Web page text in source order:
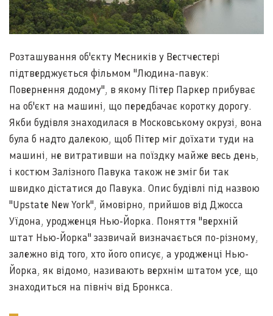
Розташування об'єкту Месників у Вестчестері
підтверджується фільмом "Людина-павук:
Повернення додому", в якому Пітер Паркер прибуває
на об'єкт на машині, що передбачає коротку дорогу.
Якби будівля знаходилася в Московському окрузі, вона
була б надто далекою, щоб Пітер міг доїхати туди на
машині, не витративши на поїздку майже весь день,
і костюм Залізного Павука також не зміг би так
швидко дістатися до Павука. Опис будівлі під назвою
"Upstate New York", ймовірно, прийшов від Джосса
Уїдона, уродженця Нью-Йорка. Поняття "верхній
штат Нью-Йорка" зазвичай визначається по-різному,
залежно від того, хто його описує, а уродженці Нью-
Йорка, як відомо, називають верхнім штатом усе, що
знаходиться на північ від Бронкса.